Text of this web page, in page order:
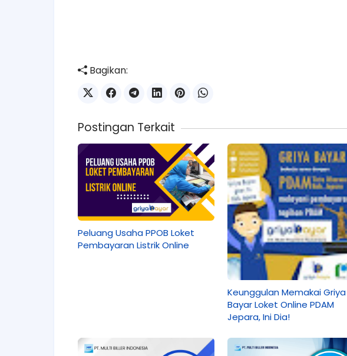
Bagikan:
Postingan Terkait
Peluang Usaha PPOB Loket
Pembayaran Listrik Online
Keunggulan Memakai Griya
Bayar Loket Online PDAM
Jepara, Ini Dia!